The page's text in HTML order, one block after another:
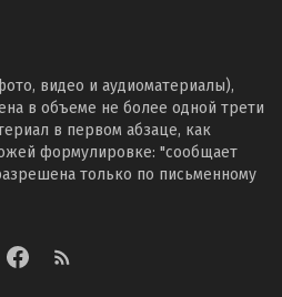
видео и аудиоматериалы),
в объеме не более одной трети
в первом абзаце, как
формулировке: "сообщает
только по письменному